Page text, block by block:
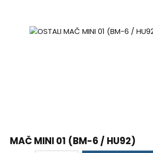
MAČ MINI 01 (BM-6 / HU92)